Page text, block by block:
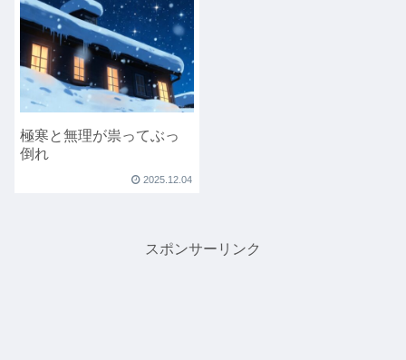
極寒と無理が祟ってぶっ
倒れ
2025.12.04
スポンサーリンク